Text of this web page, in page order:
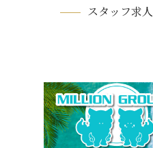
スタッフ求人